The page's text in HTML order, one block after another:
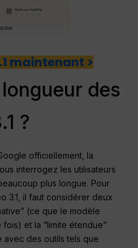
maintenant >
des
?
officiellement, la
interrogez les utilisateurs
plus longue. Pour
3.1, il faut considérer deux
(ce que le modèle
et la “limite étendue”
des outils tels que